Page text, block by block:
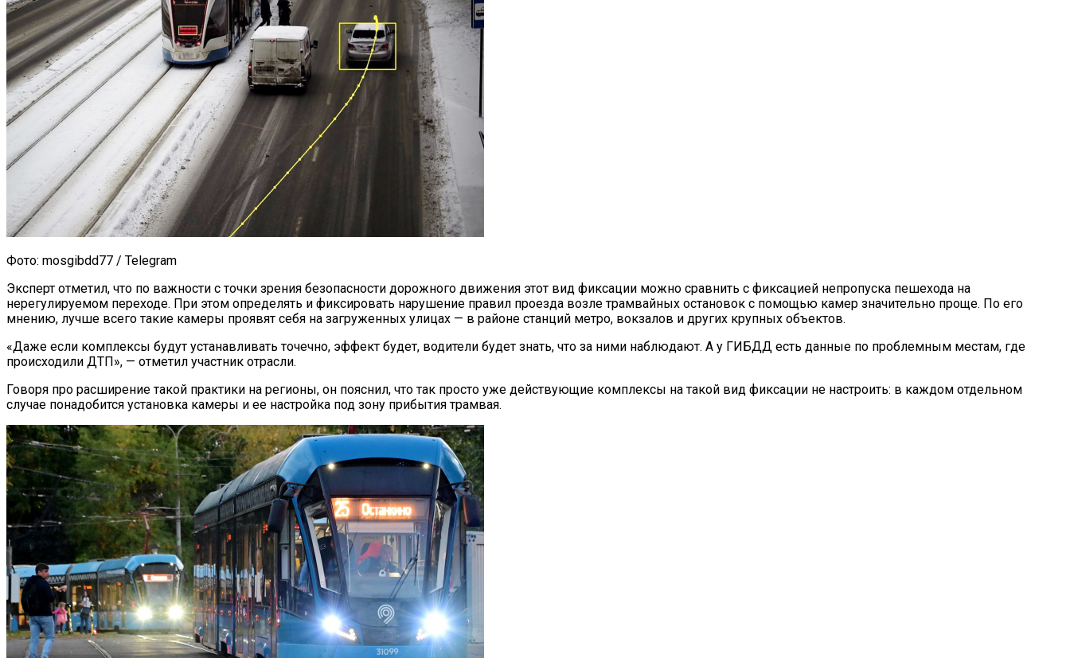
Фото: mosgibdd77 / Telegram
Эксперт отметил, что по важности с точки зрения безопасности дорожного движения этот вид фиксации можно сравнить с фиксацией непропуска пешехода на
нерегулируемом переходе. При этом определять и фиксировать нарушение правил проезда возле трамвайных остановок с помощью камер значительно проще. По его
мнению, лучше всего такие камеры проявят себя на загруженных улицах — в районе станций метро, вокзалов и других крупных объектов.
«Даже если комплексы будут устанавливать точечно, эффект будет, водители будет знать, что за ними наблюдают. А у ГИБДД есть данные по проблемным местам, где
происходили ДТП», — отметил участник отрасли.
Говоря про расширение такой практики на регионы, он пояснил, что так просто уже действующие комплексы на такой вид фиксации не настроить: в каждом отдельном
случае понадобится установка камеры и ее настройка под зону прибытия трамвая.